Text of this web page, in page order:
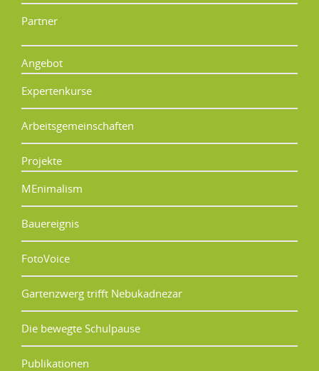
Partner
Angebot
Expertenkurse
Arbeitsgemeinschaften
Projekte
MEnimalism
Bauereignis
FotoVoice
Gartenzwerg trifft Nebukadnezar
Die bewegte Schulpause
Publikationen